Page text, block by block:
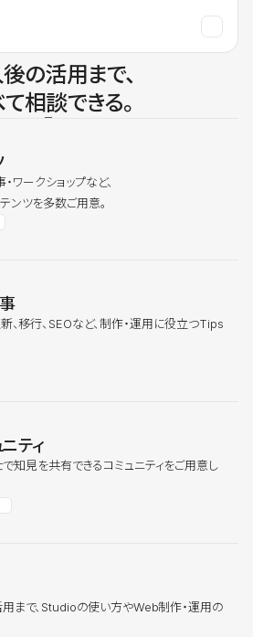
の活用まで、
相談できる。
ワークショップなど、
ンツを多数ご用意。
、移行、SEOなど、制作・運用に役立つTips
ティ
知見を共有できるコミュニティをご用意し
まで、Studioの使い方やWeb制作・運用の